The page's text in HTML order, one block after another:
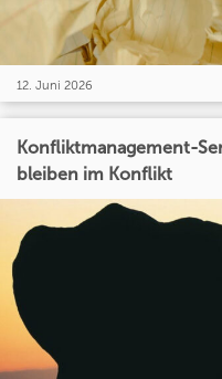
12. Juni 2026
Konfliktmanagement-
bleiben im Konflikt